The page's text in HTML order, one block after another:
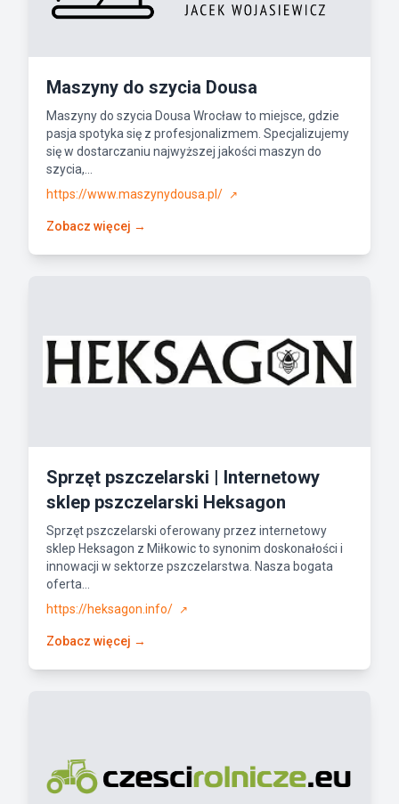
Maszyny do szycia Dousa
Maszyny do szycia Dousa Wrocław to miejsce, gdzie
pasja spotyka się z profesjonalizmem. Specjalizujemy
się w dostarczaniu najwyższej jakości maszyn do
szycia,...
https://www.maszynydousa.pl/
↗
Zobacz więcej →
Sprzęt pszczelarski | Internetowy
sklep pszczelarski Heksagon
Sprzęt pszczelarski oferowany przez internetowy
sklep Heksagon z Miłkowic to synonim doskonałości i
innowacji w sektorze pszczelarstwa. Nasza bogata
oferta...
https://heksagon.info/
↗
Zobacz więcej →